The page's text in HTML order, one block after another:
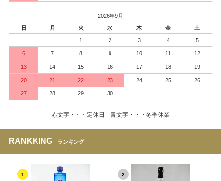
2026年9月
日
月 火 水 木 金 土
1 2 3 4 5
6 7 8 9 10 11 12
13 14 15 16 17 18 19
20 21 22 23 24 25 26
27 28 29 30
赤文字・・・定休日 青文字・・・冬季休業
RANKKING ランキング
1 2